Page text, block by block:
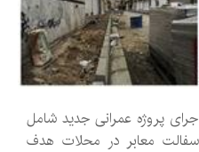
کرج از اجرای پروژه عمرانی جدید شامل
معابر در محلات هدف